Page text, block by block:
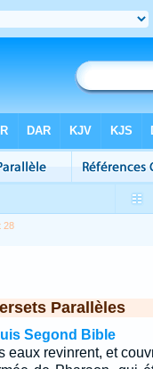
28
Parallèles
Segond Bible
eaux revinrent, et